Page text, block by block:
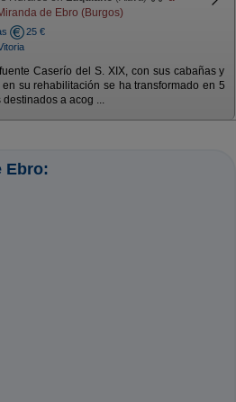
de Ebro (Burgos)
25 €
Caserío del S. XIX, con sus cabañas y
su rehabilitación se ha transformado en 5
a acog ...
Ebro: